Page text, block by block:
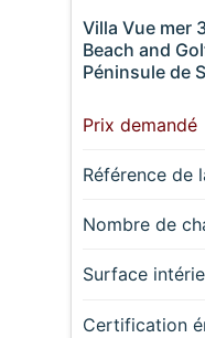
Villa Vue mer
Beach and
Péninsule de
Prix demandé
Référence de
Nombre de
Surface
Certification